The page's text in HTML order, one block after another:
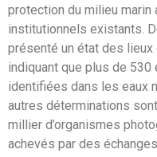
protection du milieu
institutionnels existants.
présenté un état des
indiquant que plus de
identifiées dans les eaux
autres déterminations
millier d’organismes
achevés par des